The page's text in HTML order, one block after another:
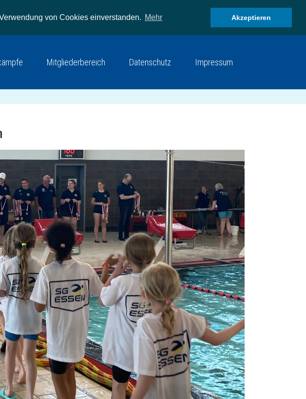
von Cookies einverstanden. Mehr Akzeptieren
Mitgliederbereich Datenschutz Impressum